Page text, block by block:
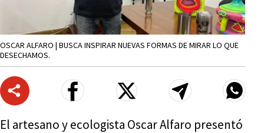
OSCAR ALFARO | BUSCA INSPIRAR NUEVAS FORMAS DE MIRAR LO QUE
DESECHAMOS.
El artesano y ecologista Oscar Alfaro presentó